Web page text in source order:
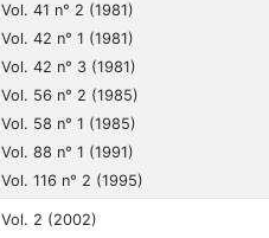
Vol. 41 n° 2 (1981)
Vol. 42 n° 1 (1981)
Vol. 42 n° 3 (1981)
Vol. 56 n° 2 (1985)
Vol. 58 n° 1 (1985)
Vol. 88 n° 1 (1991)
Vol. 116 n° 2 (1995)
Vol. 2 (2002)